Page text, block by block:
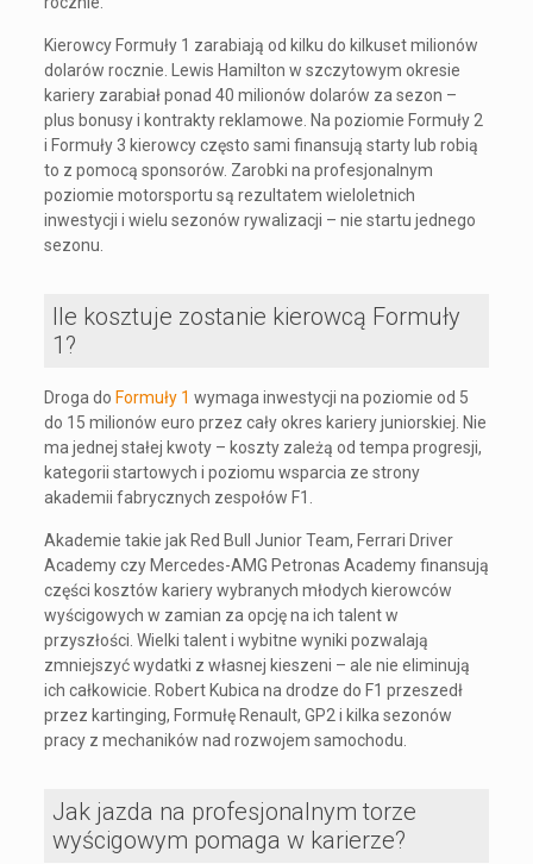
Kierowcy Formuły 1 zarabiają od kilku do kilkuset milionów
dolarów rocznie. Lewis Hamilton w szczytowym okresie
kariery zarabiał ponad 40 milionów dolarów za sezon –
plus bonusy i kontrakty reklamowe. Na poziomie Formuły 2
i Formuły 3 kierowcy często sami finansują starty lub robią
to z pomocą sponsorów. Zarobki na profesjonalnym
poziomie motorsportu są rezultatem wieloletnich
inwestycji i wielu sezonów rywalizacji – nie startu jednego
sezonu.
Ile kosztuje zostanie kierowcą Formuły
1?
Droga do Formuły 1 wymaga inwestycji na poziomie od 5
do 15 milionów euro przez cały okres kariery juniorskiej. Nie
ma jednej stałej kwoty – koszty zależą od tempa progresji,
kategorii startowych i poziomu wsparcia ze strony
akademii fabrycznych zespołów F1.
Akademie takie jak Red Bull Junior Team, Ferrari Driver
Academy czy Mercedes-AMG Petronas Academy finansują
części kosztów kariery wybranych młodych kierowców
wyścigowych w zamian za opcję na ich talent w
przyszłości. Wielki talent i wybitne wyniki pozwalają
zmniejszyć wydatki z własnej kieszeni – ale nie eliminują
ich całkowicie. Robert Kubica na drodze do F1 przeszedł
przez kartinging, Formułę Renault, GP2 i kilka sezonów
pracy z mechaników nad rozwojem samochodu.
Jak jazda na profesjonalnym torze
wyścigowym pomaga w karierze?